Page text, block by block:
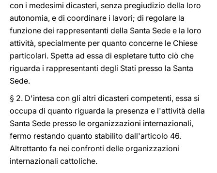
con i medesimi dicasteri, senza pregiudizio della loro
autonomia, e di coordinare i lavori; di regolare la
funzione dei rappresentanti della Santa Sede e la loro
attività, specialmente per quanto concerne le Chiese
particolari. Spetta ad essa di espletare tutto ciò che
riguarda i rappresentanti degli Stati presso la Santa
Sede.
§ 2. D'intesa con gli altri dicasteri competenti, essa si
occupa di quanto riguarda la presenza e l'attività della
Santa Sede presso le organizzazioni internazionali,
fermo restando quanto stabilito dall'articolo 46.
Altrettanto fa nei confronti delle organizzazioni
internazionali cattoliche.